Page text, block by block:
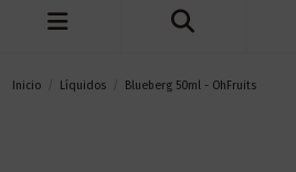
Inicio Líquidos Blueberg 50ml - OhFruits